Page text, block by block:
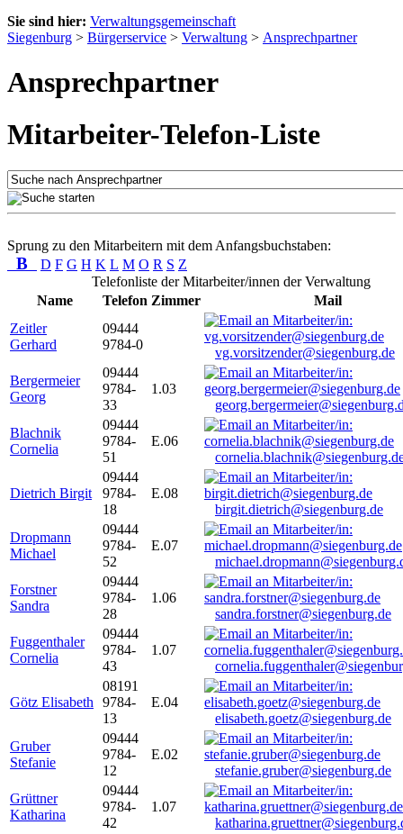
Sie sind hier: Verwaltungsgemeinschaft
Siegenburg > Bürgerservice > Verwaltung > Ansprechpartner
Ansprechpartner
Mitarbeiter-Telefon-Liste
Sprung zu den Mitarbeitern mit dem Anfangsbuchstaben:
B D F G H K L M O R S Z
Telefonliste der Mitarbeiter/innen der Verwaltung
Name
Telefon Zimmer
Mail
Zeitler
Gerhard
09444
9784-0
vg.vorsitzender@siegenburg.de
Bergermeier
Georg
09444
9784-
33
1.03
Blachnik
Cornelia
09444
9784-
51
E.06
Dietrich Birgit
09444
9784-
18
E.08
birgit.dietrich@siegenburg.de
Dropmann
Michael
09444
9784-
52
E.07
Forstner
Sandra
09444
9784-
28
1.06
sandra.forstner@siegenburg.de
Fuggenthaler
Cornelia
09444
9784-
43
1.07
Götz Elisabeth
08191
9784-
13
E.04
elisabeth.goetz@siegenburg.de
Gruber
Stefanie
09444
9784-
12
E.02
stefanie.gruber@siegenburg.de
Grüttner
Katharina
09444
9784-
42
1.07